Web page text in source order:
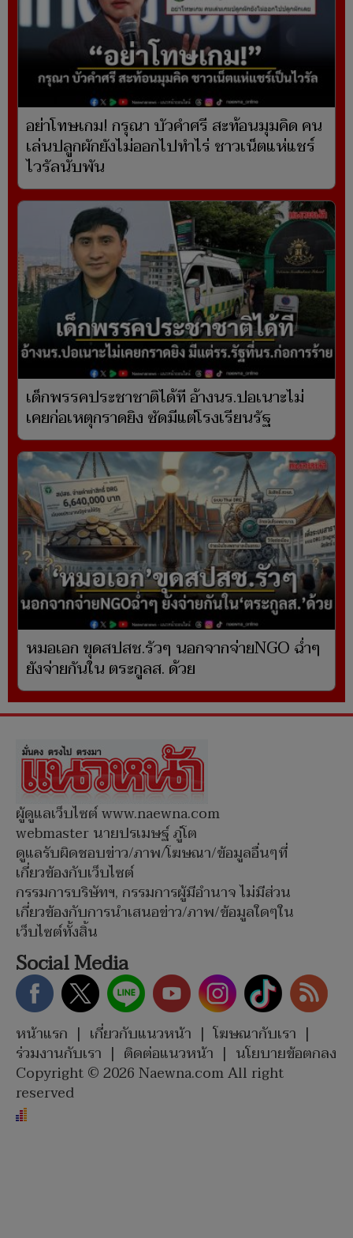
อย่าโทษเกม! กรุณา บัวคำศรี สะท้อนมุมคิด คน
เล่นปลูกผักยังไม่ออกไปทำไร่ ชาวเน็ตแห่แชร์
ไวรัลนับพัน
เด็กพรรคประชาชาติได้ที อ้างนร.ปอเนาะไม่
เคยก่อเหตุกราดยิง ซัดมีแต่โรงเรียนรัฐ
หมอเอก ขุดสปสช.รัวๆ นอกจากจ่ายNGO ฉ่ำๆ
ยังจ่ายกันใน ตระกูลส. ด้วย
ผู้ดูแลเว็บไซต์ www.naewna.com
webmaster นายปรเมษฐ์ ภู่โต
ดูแลรับผิดชอบข่าว/ภาพ/โฆษณา/ข้อมูลอื่นๆที่
เกี่ยวข้องกับเว็บไซต์
กรรมการบริษัทฯ, กรรมการผู้มีอำนาจ ไม่มีส่วน
เกี่ยวข้องกับการนำเสนอข่าว/ภาพ/ข้อมูลใดๆใน
เว็บไซต์ทั้งสิ้น
Social Media
หน้าแรก | เกี่ยวกับแนวหน้า | โฆษณากับเรา |
ร่วมงานกับเรา | ติดต่อแนวหน้า | นโยบายข้อตกลง
Copyright © 2026 Naewna.com All right
reserved